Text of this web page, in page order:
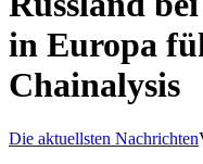
in Europa
Chainalysis
Die aktuellsten Nachrichten